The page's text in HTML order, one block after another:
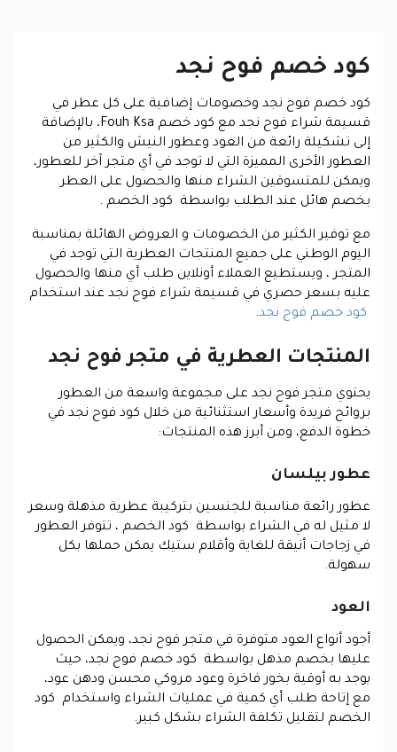
كود خصم فوح نجد
كود خصم فوح نجد وخصومات إضافية على كل عطر في
قسيمة شراء فوح نجد مع كود خصم Fouh Ksa، بالإضافة
إلى تشكيلة رائعة من العود وعطور النيش والكثير من
العطور الأخرى المميزة التي لا توجد في أي متجر آخر للعطور،
ويمكن للمتسوقين الشراء منها والحصول على العطر
بخصم هائل عند الطلب بواسطة كود الخصم .
مع توفير الكثير من الخصومات و العروض الهائلة بمناسبة
اليوم الوطني على جميع المنتجات العطرية التي توجد في
المتجر ، ويستطيع العملاء أونلاين طلب أي منها والحصول
عليه بسعر حصري في قسيمة شراء فوح نجد عند استخدام
كود خصم فوح نجد.
المنتجات العطرية في متجر فوح نجد
يحتوي متجر فوح نجد على مجموعة واسعة من العطور
بروائح فريدة وأسعار استثنائية من خلال كود فوح نجد في
خطوة الدفع، ومن أبرز هذه المنتجات:
عطور بيلسان
عطور رائعة مناسبة للجنسين بتركيبة عطرية مذهلة وسعر
لا مثيل له في الشراء بواسطة كود الخصم ، تتوفر العطور
في زجاجات أنيقة للغاية وأقلام ستيك يمكن حملها بكل
سهولة.
العود
أجود أنواع العود متوفرة في متجر فوح نجد، ويمكن الحصول
عليها بخصم مذهل بواسطة كود خصم فوح نجد، حيث
يوجد به أوقية بخور فاخرة وعود مروكي محسن ودهن عود،
مع إتاحة طلب أي كمية في عمليات الشراء واستخدام كود
الخصم لتقليل تكلفة الشراء بشكل كبير.